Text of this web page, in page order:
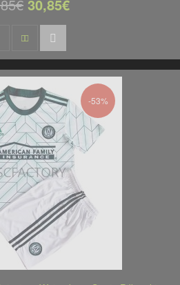
30,85€
-53%